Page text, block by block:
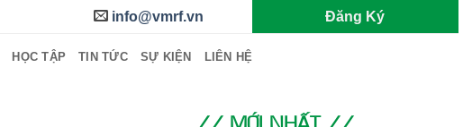
info@vmrf.vn Đăng Ký
HỌC TẬP TIN TỨC SỰ KIỆN LIÊN HỆ
// MỚI NHẤT //